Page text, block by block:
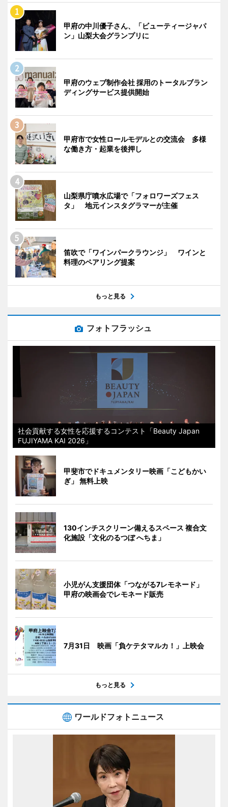
甲府の中川優子さん、「ビューティージャパ
ン」山梨大会グランプリに
甲府のウェブ制作会社 採用のトータルブラン
ディングサービス提供開始
甲府市で女性ロールモデルとの交流会 多様
な働き方・起業を後押し
山梨県庁噴水広場で「フォロワーズフェス
タ」 地元インスタグラマーが主催
笛吹で「ワインパークラウンジ」 ワインと
料理のペアリング提案
もっと見る
フォトフラッシュ
社会貢献する女性を応援するコンテスト「Beauty Japan
FUJIYAMA KAI 2026」
甲斐市でドキュメンタリー映画「こどもかい
ぎ」 無料上映
130インチスクリーン備えるスペース 複合文
化施設「文化のるつぼ へちま」
小児がん支援団体「つながる7レモネード」
甲府の映画会でレモネード販売
7月31日 映画「負ケテタマルカ！」上映会
もっと見る
ワールドフォトニュース